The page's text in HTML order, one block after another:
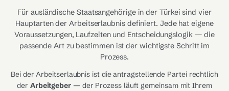
Für ausländische Staatsangehörige in der Türkei sind vier
Hauptarten der Arbeitserlaubnis definiert. Jede hat eigene
Voraussetzungen, Laufzeiten und Entscheidungslogik — die
passende Art zu bestimmen ist der wichtigste Schritt im
Prozess.
Bei der Arbeitserlaubnis ist die antragstellende Partei rechtlich
der Arbeitgeber — der Prozess läuft gemeinsam mit Ihrem